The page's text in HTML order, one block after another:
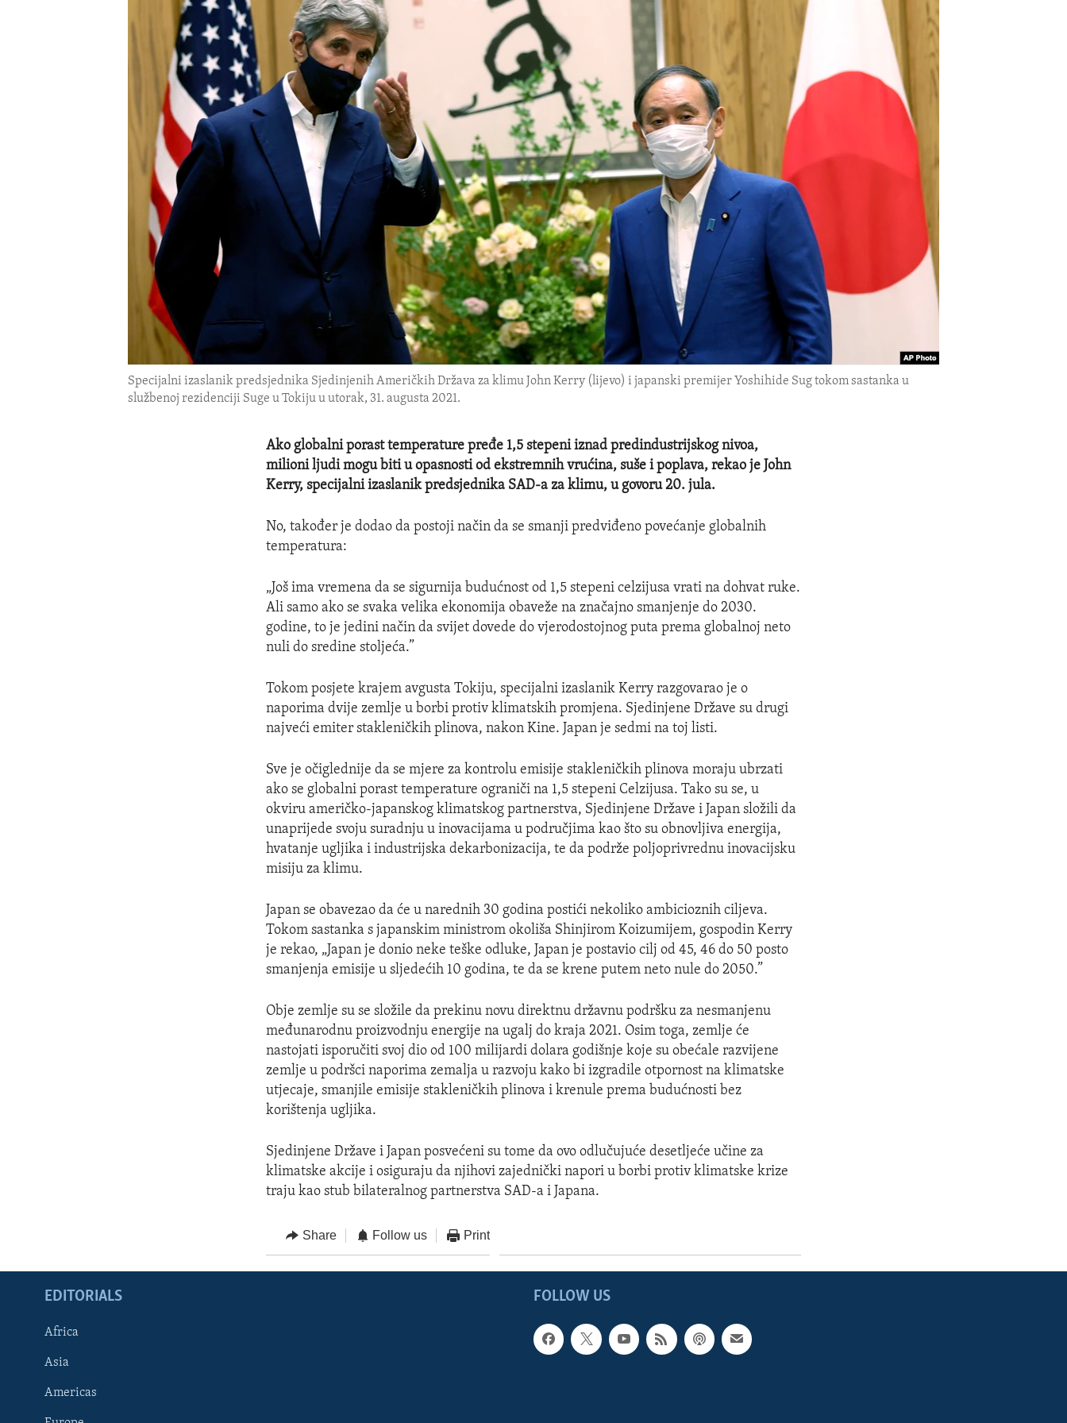
Specijalni izaslanik predsjednika Sjedinjenih Američkih Država za klimu John Kerry (lijevo) i japanski premijer Yoshihide Sug tokom sastanka u
službenoj rezidenciji Suge u Tokiju u utorak, 31. augusta 2021.
Ako globalni porast temperature pređe 1,5 stepeni iznad predindustrijskog nivoa,
milioni ljudi mogu biti u opasnosti od ekstremnih vrućina, suše i poplava, rekao je John
Kerry, specijalni izaslanik predsjednika SAD-a za klimu, u govoru 20. jula.
No, također je dodao da postoji način da se smanji predviđeno povećanje globalnih
temperatura:
„Još ima vremena da se sigurnija budućnost od 1,5 stepeni celzijusa vrati na dohvat ruke.
Ali samo ako se svaka velika ekonomija obaveže na značajno smanjenje do 2030.
godine, to je jedini način da svijet dovede do vjerodostojnog puta prema globalnoj neto
nuli do sredine stoljeća.”
Tokom posjete krajem avgusta Tokiju, specijalni izaslanik Kerry razgovarao je o
naporima dvije zemlje u borbi protiv klimatskih promjena. Sjedinjene Države su drugi
najveći emiter stakleničkih plinova, nakon Kine. Japan je sedmi na toj listi.
Sve je očiglednije da se mjere za kontrolu emisije stakleničkih plinova moraju ubrzati
ako se globalni porast temperature ograniči na 1,5 stepeni Celzijusa. Tako su se, u
okviru američko-japanskog klimatskog partnerstva, Sjedinjene Države i Japan složili da
unaprijede svoju suradnju u inovacijama u područjima kao što su obnovljiva energija,
hvatanje ugljika i industrijska dekarbonizacija, te da podrže poljoprivrednu inovacijsku
misiju za klimu.
Japan se obavezao da će u narednih 30 godina postići nekoliko ambicioznih ciljeva.
Tokom sastanka s japanskim ministrom okoliša Shinjirom Koizumijem, gospodin Kerry
je rekao, „Japan je donio neke teške odluke, Japan je postavio cilj od 45, 46 do 50 posto
smanjenja emisije u sljedećih 10 godina, te da se krene putem neto nule do 2050.”
Obje zemlje su se složile da prekinu novu direktnu državnu podršku za nesmanjenu
međunarodnu proizvodnju energije na ugalj do kraja 2021. Osim toga, zemlje će
nastojati isporučiti svoj dio od 100 milijardi dolara godišnje koje su obećale razvijene
zemlje u podršci naporima zemalja u razvoju kako bi izgradile otpornost na klimatske
utjecaje, smanjile emisije stakleničkih plinova i krenule prema budućnosti bez
korištenja ugljika.
Sjedinjene Države i Japan posvećeni su tome da ovo odlučujuće desetljeće učine za
klimatske akcije i osiguraju da njihovi zajednički napori u borbi protiv klimatske krize
traju kao stub bilateralnog partnerstva SAD-a i Japana.
Share Follow us Print
FOLLOW US
EDITORIALS
Africa
Asia
Americas